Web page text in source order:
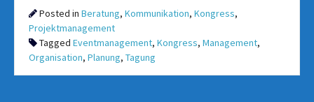
Posted inBeratung,Kommunikation,Kongress,
Projektmanagement
TaggedEventmanagement,Kongress,Management,
Organisation,Planung,Tagung